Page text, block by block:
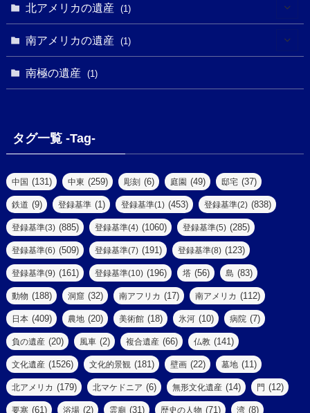
(7)
(5)
(39)
(290)
(7)
(6)
(3)
(3)
(6)
(16)
(62)
(14)
(61)
(9)
(2)
(17)
(8)
(73)
(11)
(2)
(8)
(4)
(8)
(2)
(2)
(10)
(1)
(1)
(7)
(2)
(47)
(1)
(18)
(2)
(1)
(1)
(1)
(2)
(2)
(3)
北アメリカの遺産 (1)
(1)
(1)
南アメリカの遺産 (1)
南極の遺産 (1)
タグ一覧 -Tag-
中国 (131) 中東 (259) 彫刻 (6) 庭園 (49) 邸宅 (37)
鉄道 (9) 登録基準 (1) 登録基準(1) (453) 登録基準(2) (838)
登録基準(3) (885) 登録基準(4) (1060) 登録基準(5) (285)
登録基準(6) (509) 登録基準(7) (191) 登録基準(8) (123)
登録基準(9) (161) 登録基準(10) (196) 塔 (56) 島 (83)
動物 (188) 洞窟 (32) 南アフリカ (17) 南アメリカ (112)
日本 (409) 農地 (20) 美術館 (18) 氷河 (10) 病院 (7)
負の遺産 (20) 風車 (2) 複合遺産 (66) 仏教 (141)
文化遺産 (1526) 文化的景観 (181) 壁画 (22) 墓地 (11)
北アメリカ (179) 北マケドニア (6) 無形文化遺産 (14) 門 (12)
要塞 (61) 浴場 (2) 霊廟 (31) 歴史の人物 (71) 湾 (8)